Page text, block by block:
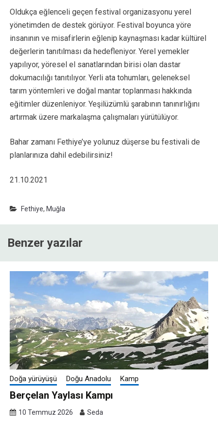
Oldukça eğlenceli geçen festival organizasyonu yerel
yönetimden de destek görüyor. Festival boyunca yöre
insanının ve misafirlerin eğlenip kaynaşması kadar kültürel
değerlerin tanıtılması da hedefleniyor. Yerel yemekler
yapılıyor, yöresel el sanatlarından birisi olan dastar
dokumacılığı tanıtılıyor. Yerli ata tohumları, geleneksel
tarım yöntemleri ve doğal mantar toplanması hakkında
eğitimler düzenleniyor. Yeşilüzümlü şarabının tanınırlığını
artırmak üzere markalaşma çalışmaları yürütülüyor.
Bahar zamanı Fethiye’ye yolunuz düşerse bu festivali de
planlarınıza dahil edebilirsiniz!
21.10.2021
Fethiye, Muğla
Benzer yazılar
Doğa yürüyüşü Doğu Anadolu Kamp
Berçelan Yaylası Kampı
10 Temmuz 2026 Seda